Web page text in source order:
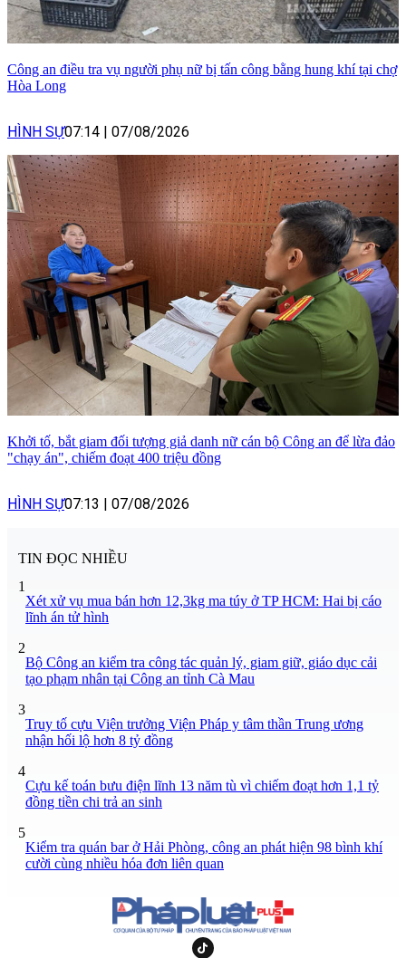
Công an điều tra vụ người phụ nữ bị tấn công bằng hung khí tại chợ
Hòa Long
HÌNH SỰ07:14 | 07/08/2026
Khởi tố, bắt giam đối tượng giả danh nữ cán bộ Công an để lừa đảo
"chạy án", chiếm đoạt 400 triệu đồng
HÌNH SỰ07:13 | 07/08/2026
TIN ĐỌC NHIỀU
1
Xét xử vụ mua bán hơn 12,3kg ma túy ở TP HCM: Hai bị cáo
lĩnh án tử hình
2
Bộ Công an kiểm tra công tác quản lý, giam giữ, giáo dục cải
tạo phạm nhân tại Công an tỉnh Cà Mau
3
Truy tố cựu Viện trưởng Viện Pháp y tâm thần Trung ương
nhận hối lộ hơn 8 tỷ đồng
4
Cựu kế toán bưu điện lĩnh 13 năm tù vì chiếm đoạt hơn 1,1 tỷ
đồng tiền chi trả an sinh
5
Kiểm tra quán bar ở Hải Phòng, công an phát hiện 98 bình khí
cười cùng nhiều hóa đơn liên quan